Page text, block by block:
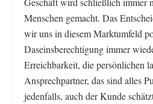
Menschen gemacht. Das
wir uns in diesem Marktumfeld
Daseinsberechtigung immer
Erreichbarkeit, die persönlichen
Ansprechpartner, das sind alles
jedenfalls, auch der Kunde